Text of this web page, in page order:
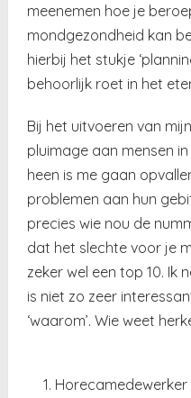
meenemen hoe je
mondgezondheid kan
hierbij het stukje
behoorlijk roet in het
Bij het uitvoeren van
pluimage aan mensen
heen is me gaan
problemen aan hun
precies wie nou de
dat het slechte voor je
zeker wel een top 10. Ik
is niet zo zeer
‘waarom’. Wie weet
Horecamedewerker